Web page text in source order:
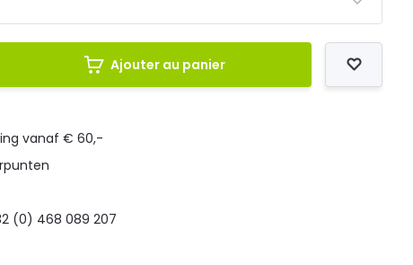
Ajouter au panier
vanaf € 60,-
(0) 468 089 207